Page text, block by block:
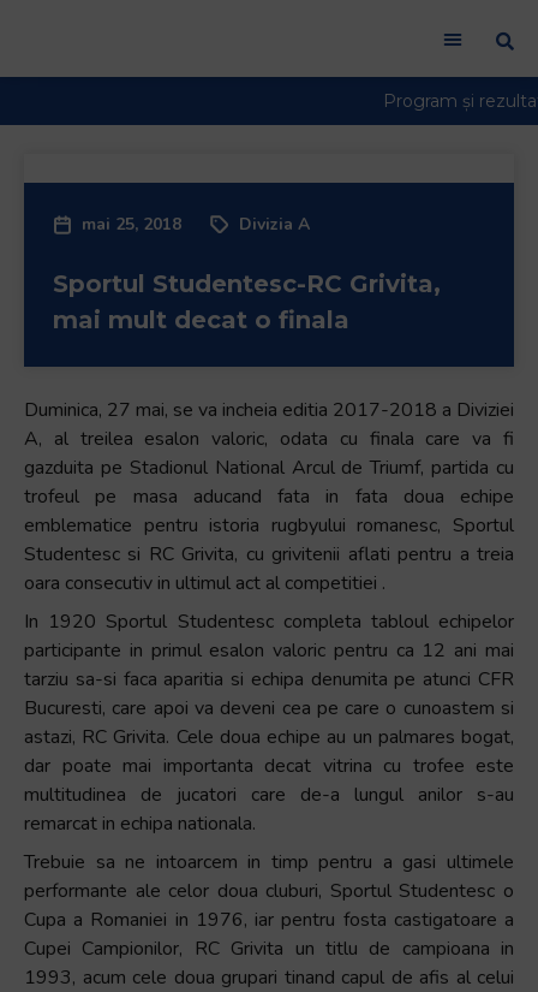
mai 25, 2018 Divizia A
Sportul Studentesc-RC Grivita,
mai mult decat o finala
Duminica, 27 mai, se va incheia editia 2017-2018 a Diviziei
A, al treilea esalon valoric, odata cu finala care va fi
gazduita pe Stadionul National Arcul de Triumf, partida cu
trofeul pe masa aducand fata in fata doua echipe
emblematice pentru istoria rugbyului romanesc, Sportul
Studentesc si RC Grivita, cu grivitenii aflati pentru a treia
oara consecutiv in ultimul act al competitiei .
In 1920 Sportul Studentesc completa tabloul echipelor
participante in primul esalon valoric pentru ca 12 ani mai
tarziu sa-si faca aparitia si echipa denumita pe atunci CFR
Bucuresti, care apoi va deveni cea pe care o cunoastem si
astazi, RC Grivita. Cele doua echipe au un palmares bogat,
dar poate mai importanta decat vitrina cu trofee este
multitudinea de jucatori care de-a lungul anilor s-au
remarcat in echipa nationala.
Trebuie sa ne intoarcem in timp pentru a gasi ultimele
performante ale celor doua cluburi, Sportul Studentesc o
Cupa a Romaniei in 1976, iar pentru fosta castigatoare a
Cupei Campionilor, RC Grivita un titlu de campioana in
1993, acum cele doua grupari tinand capul de afis al celui